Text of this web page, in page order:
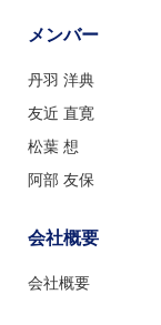
メンバー
丹羽 洋典
友近 直寛
松葉 想
阿部 友保
会社概要
会社概要